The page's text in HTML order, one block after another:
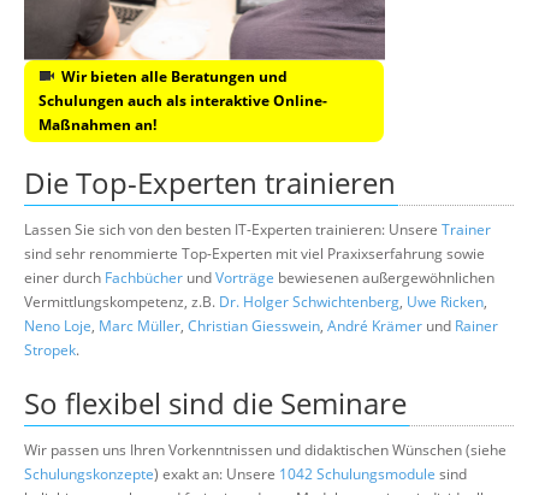
Wir bieten alle Beratungen und
Schulungen auch als interaktive Online-
Maßnahmen an!
Die Top-Experten trainieren
Lassen Sie sich von den besten IT-Experten trainieren: Unsere Trainer
sind sehr renommierte Top-Experten mit viel Praxixserfahrung sowie
einer durch Fachbücher undVorträge bewiesenen außergewöhnlichen
Vermittlungskompetenz, z.B. Dr. Holger Schwichtenberg, Uwe Ricken,
Neno Loje, Marc Müller, Christian Giesswein, André Krämer und Rainer
Stropek.
So flexibel sind die Seminare
Wir passen uns Ihren Vorkenntnissen und didaktischen Wünschen (siehe
Schulungskonzepte) exakt an: Unsere 1042 Schulungsmodule sind